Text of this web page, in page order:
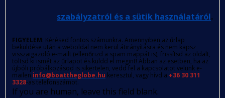
szabályzatról és a sütik használatáról.
FIGYELEM: Kérésed fontos számunkra. Amennyiben az űrlap
beküldése után a weboldal nem kerül átirányításra és nem kapsz
visszaigazoló e-mailt (ellenőrizd a spam mappát is), frissítsd az oldalt,
töltsd ki ismét az űrlapot és küldd el megint! Abban az esetben, ha az
újbóli próbálkozásod is sikertelen, vedd fel a kapcsolatot velünk e-
mailen info@boattheglobe.hu keresztül, vagy hívd a +36 30 311
3328-as telefonszámot.
If you are human, leave this field blank.